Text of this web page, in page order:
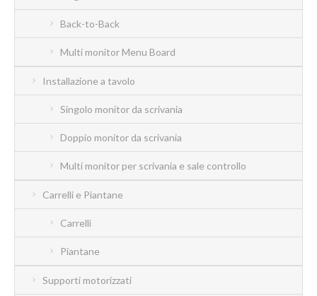
Back-to-Back
Multi monitor Menu Board
Installazione a tavolo
Singolo monitor da scrivania
Doppio monitor da scrivania
Multi monitor per scrivania e sale controllo
Carrelli e Piantane
Carrelli
Piantane
Supporti motorizzati